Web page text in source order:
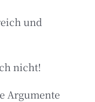
und
nicht!
Argumente